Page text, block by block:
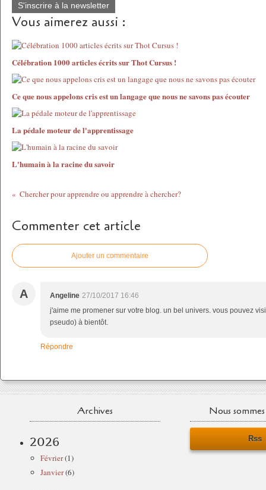
S'inscrire à la newsletter
Vous aimerez aussi :
Célébration 1000 articles écrits sur Thot Cursus !
Ce que nous appelons cris est un langage que nous ne savons pas écouter
La pédale moteur de l'apprentissage
L'humain à la racine du savoir
Chercher pour apprendre ou apprendre à chercher?
Commenter cet article
Ajouter un commentaire
A Angeline 27/10/2017 16:46
j'aime me promener sur votre blog. un bel univers. vous pouvez
pseudo) à bientôt.
Répondre
Archives
2026
Février(1)
Janvier(6)
Nous
Rss